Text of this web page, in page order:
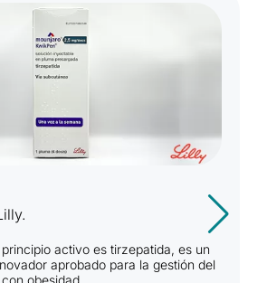
activo es tirzepatida, es un
aprobado para la gestión del